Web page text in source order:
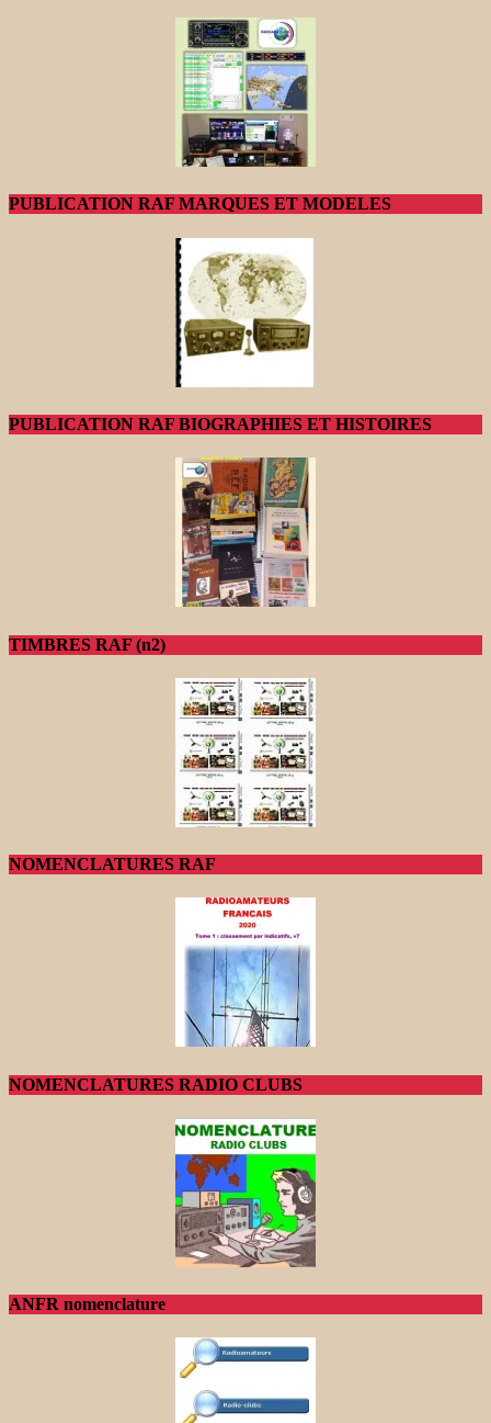
PUBLICATION RAF MARQUES ET MODELES
PUBLICATION RAF BIOGRAPHIES ET HISTOIRES
TIMBRES RAF (n2)
NOMENCLATURES RAF
NOMENCLATURES RADIO CLUBS
ANFR nomenclature